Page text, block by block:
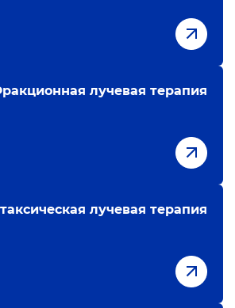
лучевая терапия
лучевая терапия